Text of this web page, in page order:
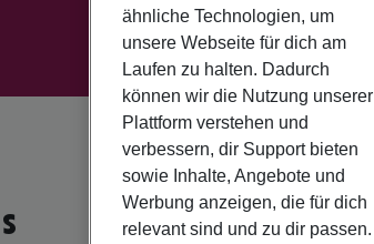
ähnliche Technologien, um
unsere Webseite für dich am
Laufen zu halten. Dadurch
können wir die Nutzung unserer
Plattform verstehen und
verbessern, dir Support bieten
sowie Inhalte, Angebote und
Werbung anzeigen, die für dich
relevant sind und zu dir passen.